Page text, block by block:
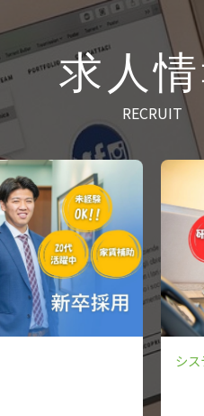
求人
RECRUIT
シス